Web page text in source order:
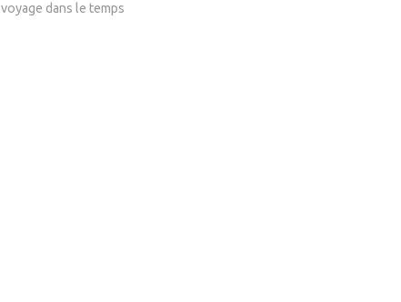
voyage dans le temps